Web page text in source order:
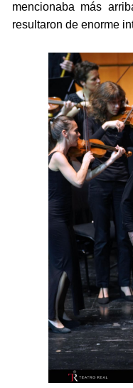
mencionaba más
resultaron de enorme